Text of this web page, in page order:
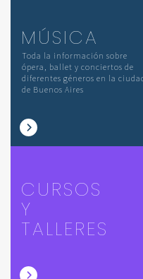
MÚSICA
Toda la información sobre
ópera, ballet y conciertos de
diferentes géneros en la
de Buenos Aires
CURSOS
Y
TALLERES